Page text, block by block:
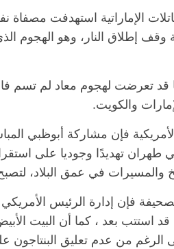
الإماراتية استهدفت مصفاة
وقف إطلاق النار، وهو
قد تعرضت لهجوم معاد لم تسم
والكويت.
فإن مشاركة أبوظبي
طهران تهديدًا وجوديا على
فإن إدارة الرئيس
استتب بعد ، كما أن البيت
من عدم تعليق البنتاجون